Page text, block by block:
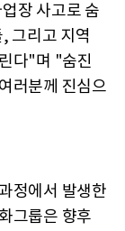
장 사고로 숨
그리고 지역
다"며 "숨진
러분께 진심으
정에서 발생한
그룹은 향후